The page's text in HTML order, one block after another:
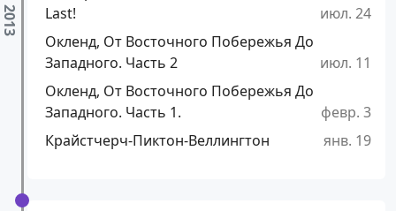
Last!
июл. 24
Окленд, От Восточного Побережья До
Западного. Часть 2
июл. 11
Окленд, От Восточного Побережья До
Западного. Часть 1.
февр. 3
Крайстчерч-Пиктон-Веллингтон
янв. 19